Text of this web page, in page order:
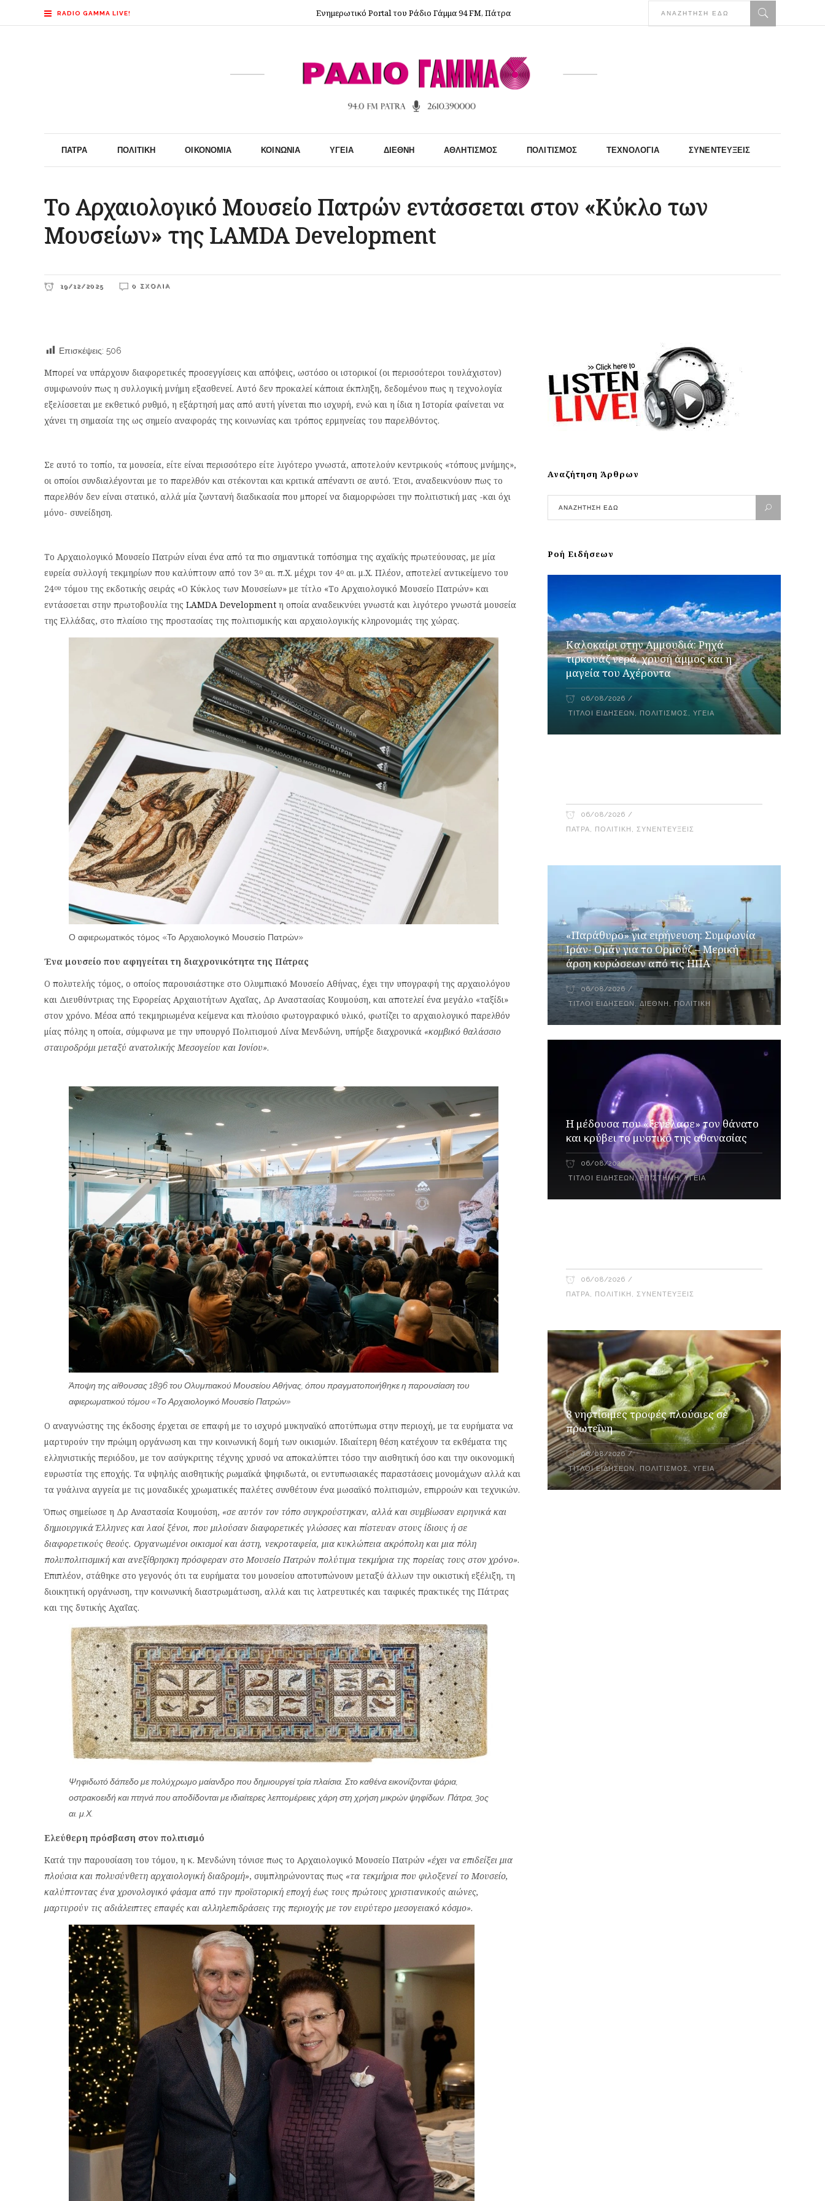
RADIO GAMMA LIVE! Ενημερωτικό Portal του Ράδιο Γάμμα 94 FM, Πάτρα
ΠΆΤΡΑ ΠΟΛΙΤΙΚΉ ΟΙΚΟΝΟΜΊΑ ΚΟΙΝΩΝΊΑ ΥΓΕΊΑ ΔΙΕΘΝΉ ΑΘΛΗΤΙΣΜΌΣ ΠΟΛΙΤΙΣΜΌΣ ΤΕΧΝΟΛΟΓΊΑ ΣΥΝΕΝΤΕΎΞΕΙΣ
Το Αρχαιολογικό Μουσείο Πατρών εντάσσεται στον «Κύκλο των
Μουσείων» της LAMDA Development
19/12/2025 0 ΣΧΌΛΙΑ
Επισκέψεις: 506
Μπορεί να υπάρχουν διαφορετικές προσεγγίσεις και απόψεις, ωστόσο οι ιστορικοί (οι περισσότεροι τουλάχιστον)
συμφωνούν πως η συλλογική μνήμη εξασθενεί. Αυτό δεν προκαλεί κάποια έκπληξη, δεδομένου πως η τεχνολογία
εξελίσσεται με εκθετικό ρυθμό, η εξάρτησή μας από αυτή γίνεται πιο ισχυρή, ενώ και η ίδια η Ιστορία φαίνεται να
χάνει τη σημασία της ως σημείο αναφοράς της κοινωνίας και τρόπος ερμηνείας του παρελθόντος.
Σε αυτό το τοπίο, τα μουσεία, είτε είναι περισσότερο είτε λιγότερο γνωστά, αποτελούν κεντρικούς «τόπους μνήμης»,
οι οποίοι συνδιαλέγονται με το παρελθόν και στέκονται και κριτικά απέναντι σε αυτό. Έτσι, αναδεικνύουν πως το
παρελθόν δεν είναι στατικό, αλλά μία ζωντανή διαδικασία που μπορεί να διαμορφώσει την πολιτιστική μας -και όχι
μόνο- συνείδηση.
Το Αρχαιολογικό Μουσείο Πατρών είναι ένα από τα πιο σημαντικά τοπόσημα της αχαϊκής πρωτεύουσας, με μία
ευρεία συλλογή τεκμηρίων που καλύπτουν από τον 3ο αι. π.Χ. μέχρι τον 4ο αι. μ.Χ. Πλέον, αποτελεί αντικείμενο του
24ου τόμου της εκδοτικής σειράς «Ο Κύκλος των Μουσείων» με τίτλο «Το Αρχαιολογικό Μουσείο Πατρών» και
εντάσσεται στην πρωτοβουλία της LAMDA Development η οποία αναδεικνύει γνωστά και λιγότερο γνωστά μουσεία
της Ελλάδας, στο πλαίσιο της προστασίας της πολιτισμικής και αρχαιολογικής κληρονομιάς της χώρας.
Ο αφιερωματικός τόμος «Το Αρχαιολογικό Μουσείο Πατρών»
Ένα μουσείο που αφηγείται τη διαχρονικότητα της Πάτρας
Ο πολυτελής τόμος, ο οποίος παρουσιάστηκε στο Ολυμπιακό Μουσείο Αθήνας, έχει την υπογραφή της αρχαιολόγου
και Διευθύντριας της Εφορείας Αρχαιοτήτων Αχαΐας, Δρ Αναστασίας Κουμούση, και αποτελεί ένα μεγάλο «ταξίδι»
στον χρόνο. Μέσα από τεκμηριωμένα κείμενα και πλούσιο φωτογραφικό υλικό, φωτίζει το αρχαιολογικό παρελθόν
μίας πόλης η οποία, σύμφωνα με την υπουργό Πολιτισμού Λίνα Μενδώνη, υπήρξε διαχρονικά «κομβικό θαλάσσιο
σταυροδρόμι μεταξύ ανατολικής Μεσογείου και Ιονίου».
Άποψη της αίθουσας 1896 του Ολυμπιακού Μουσείου Αθήνας, όπου πραγματοποιήθηκε η παρουσίαση του
αφιερωματικού τόμου «Το Αρχαιολογικό Μουσείο Πατρών»
Ο αναγνώστης της έκδοσης έρχεται σε επαφή με το ισχυρό μυκηναϊκό αποτύπωμα στην περιοχή, με τα ευρήματα να
μαρτυρούν την πρώιμη οργάνωση και την κοινωνική δομή των οικισμών. Ιδιαίτερη θέση κατέχουν τα εκθέματα της
ελληνιστικής περιόδου, με τον ασύγκριτης τέχνης χρυσό να αποκαλύπτει τόσο την αισθητική όσο και την οικονομική
ευρωστία της εποχής. Τα υψηλής αισθητικής ρωμαϊκά ψηφιδωτά, οι εντυπωσιακές παραστάσεις μονομάχων αλλά και
τα γυάλινα αγγεία με τις μοναδικές χρωματικές παλέτες συνθέτουν ένα μωσαϊκό πολιτισμών, επιρροών και τεχνικών.
Όπως σημείωσε η Δρ Αναστασία Κουμούση, «σε αυτόν τον τόπο συγκρούστηκαν, αλλά και συμβίωσαν ειρηνικά και
δημιουργικά Έλληνες και λαοί ξένοι, που μιλούσαν διαφορετικές γλώσσες και πίστευαν στους ίδιους ή σε
διαφορετικούς θεούς. Οργανωμένοι οικισμοί και άστη, νεκροταφεία, μια κυκλώπεια ακρόπολη και μια πόλη
πολυπολιτισμική και ανεξίθρησκη πρόσφεραν στο Μουσείο Πατρών πολύτιμα τεκμήρια της πορείας τους στον χρόνο».
Επιπλέον, στάθηκε στο γεγονός ότι τα ευρήματα του μουσείου αποτυπώνουν μεταξύ άλλων την οικιστική εξέλιξη, τη
διοικητική οργάνωση, την κοινωνική διαστρωμάτωση, αλλά και τις λατρευτικές και ταφικές πρακτικές της Πάτρας
και της δυτικής Αχαΐας.
Ψηφιδωτό δάπεδο με πολύχρωμο μαίανδρο που δημιουργεί τρία πλαίσια. Στο καθένα εικονίζονται ψάρια,
οστρακοειδή και πτηνά που αποδίδονται με ιδιαίτερες λεπτομέρειες χάρη στη χρήση μικρών ψηφίδων. Πάτρα, 3ος
αι. μ.Χ.
Ελεύθερη πρόσβαση στον πολιτισμό
Κατά την παρουσίαση του τόμου, η κ. Μενδώνη τόνισε πως το Αρχαιολογικό Μουσείο Πατρών «έχει να επιδείξει μια
πλούσια και πολυσύνθετη αρχαιολογική διαδρομή», συμπληρώνοντας πως «τα τεκμήρια που φιλοξενεί το Μουσείο,
καλύπτοντας ένα χρονολογικό φάσμα από την προϊστορική εποχή έως τους πρώτους χριστιανικούς αιώνες,
μαρτυρούν τις αδιάλειπτες επαφές και αλληλεπιδράσεις της περιοχής με τον ευρύτερο μεσογειακό κόσμο».
Αναζήτηση Άρθρων
Ροή Ειδήσεων
Καλοκαίρι στην Αμμουδιά: Ρηχά
τιρκουάζ νερά, χρυσή άμμος και η
μαγεία του Αχέροντα
06/08/2026
ΤΊΤΛΟΙ ΕΙΔΉΣΕΩΝ , ΠΟΛΙΤΙΣΜΌΣ,ΥΓΕΊΑ
06/08/2026
ΠΆΤΡΑ, ΠΟΛΙΤΙΚΉ ,ΣΥΝΕΝΤΕΎΞΕΙΣ
«Παράθυρο» για ειρήνευση: Συμφωνία
Ιράν- Ομάν για το Ορμούζ – Μερική
άρση κυρώσεων από τις ΗΠΑ
06/08/2026
ΤΊΤΛΟΙ ΕΙΔΉΣΕΩΝ ,ΔΙΕΘΝΉ , ΠΟΛΙΤΙΚΉ
Η μέδουσα που «ξεγέλασε» τον θάνατο
και κρύβει το μυστικό της αθανασίας
06/08/2026
ΤΊΤΛΟΙ ΕΙΔΉΣΕΩΝ,ΕΠΙΣΤΉΜΗ,ΥΓΕΊΑ
06/08/2026
ΠΆΤΡΑ, ΠΟΛΙΤΙΚΉ ,ΣΥΝΕΝΤΕΎΞΕΙΣ
8 νηστίσιμες τροφές πλούσιες σε
πρωτεΐνη
06/08/2026
ΤΊΤΛΟΙ ΕΙΔΉΣΕΩΝ , ΠΟΛΙΤΙΣΜΌΣ,ΥΓΕΊΑ